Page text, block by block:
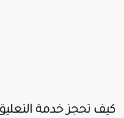
كيف تحجز خدمة